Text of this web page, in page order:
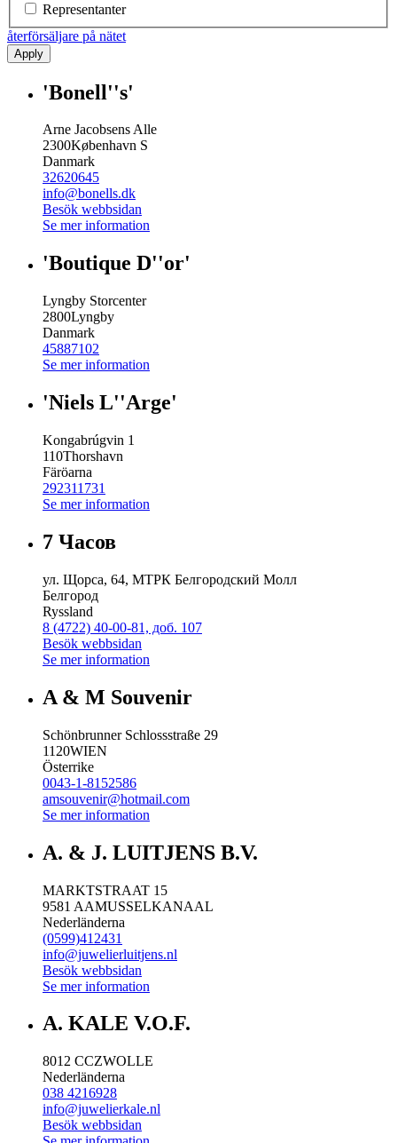
Representanter
återförsäljare på nätet
Apply
'Bonell''s'
Arne Jacobsens Alle
2300København S
Danmark
32620645
info@bonells.dk
Besök webbsidan
Se mer information
'Boutique D''or'
Lyngby Storcenter
2800Lyngby
Danmark
45887102
Se mer information
'Niels L''Arge'
Kongabrúgvin 1
110Thorshavn
Färöarna
292311731
Se mer information
7 Часов
ул. Щорса, 64, МТРК Белгородский Молл
Белгород
Ryssland
8 (4722) 40-00-81, доб. 107
Besök webbsidan
Se mer information
A & M Souvenir
Schönbrunner Schlossstraße 29
1120WIEN
Österrike
0043-1-8152586
amsouvenir@hotmail.com
Se mer information
A. & J. LUITJENS B.V.
MARKTSTRAAT 15
9581 AAMUSSELKANAAL
Nederländerna
(0599)412431
info@juwelierluitjens.nl
Besök webbsidan
Se mer information
A. KALE V.O.F.
8012 CCZWOLLE
Nederländerna
038 4216928
info@juwelierkale.nl
Besök webbsidan